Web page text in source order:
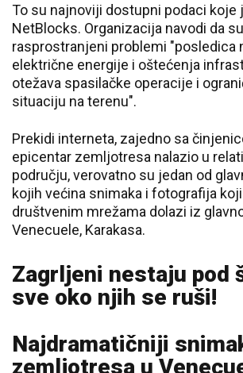
To su najnoviji dostupni podaci koje
NetBlocks. Organizacija navodi da
rasprostranjeni problemi "posledica
električne energije i oštećenja
otežava spasilačke operacije i
situaciju na terenu".
Prekidi interneta, zajedno sa
epicentar zemljotresa nalazio u
području, verovatno su jedan od
kojih većina snimaka i fotografija
društvenim mrežama dolazi iz
Venecuele, Karakasa.
Zagrljeni nestaju pod
sve oko njih se ruši!
Najdramatičniji
zemljotresa u